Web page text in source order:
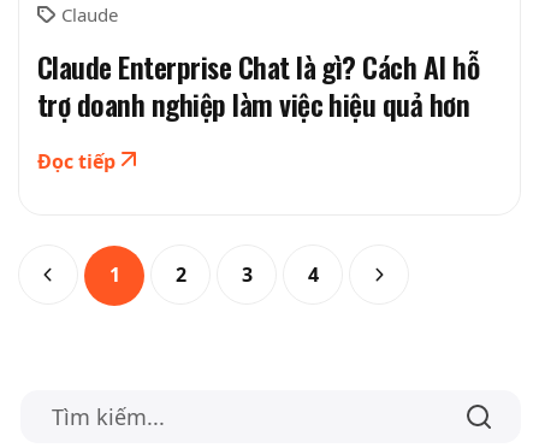
Claude
Claude Enterprise Chat là gì? Cách AI hỗ
trợ doanh nghiệp làm việc hiệu quả hơn
Đọc tiếp
1 2 3 4